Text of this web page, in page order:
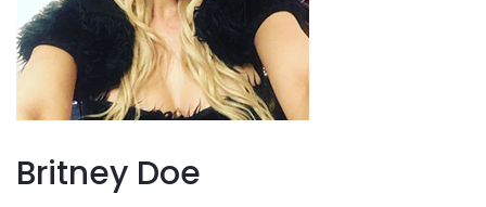
Britney Doe